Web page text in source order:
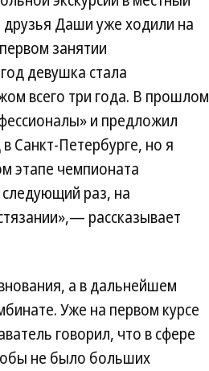
Даши уже ходили на
занятии
девушка стала
всего три года. В прошлом
и предложил
Санкт-Петербурге, но я
этапе чемпионата
раз, на
рассказывает
а в дальнейшем
Уже на первом курсе
говорил, что в сфере
не было больших